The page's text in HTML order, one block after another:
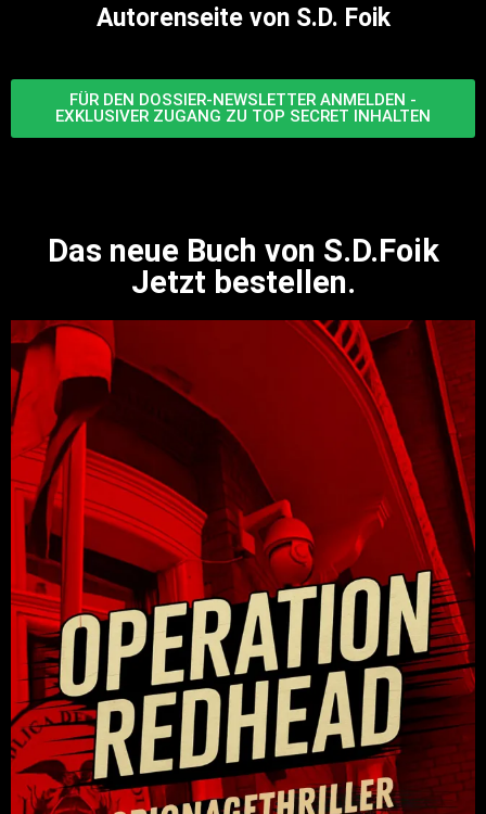
Autorenseite von S.D. Foik
FÜR DEN DOSSIER-NEWSLETTER ANMELDEN -
EXKLUSIVER ZUGANG ZU TOP SECRET INHALTEN
Das neue Buch von S.D.Foik
Jetzt bestellen.